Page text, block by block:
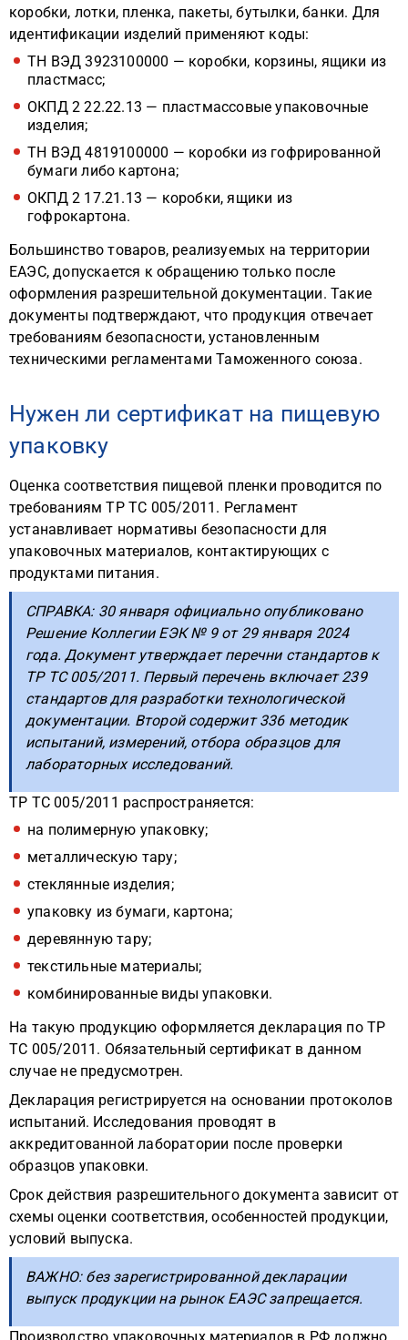
коробки, лотки, пленка, пакеты, бутылки, банки. Для
идентификации изделий применяют коды:
ТН ВЭД 3923100000 — коробки, корзины, ящики из
пластмасс;
ОКПД 2 22.22.13 — пластмассовые упаковочные
изделия;
ТН ВЭД 4819100000 — коробки из гофрированной
бумаги либо картона;
ОКПД 2 17.21.13 — коробки, ящики из
гофрокартона.
Большинство товаров, реализуемых на территории
ЕАЭС, допускается к обращению только после
оформления разрешительной документации. Такие
документы подтверждают, что продукция отвечает
требованиям безопасности, установленным
техническими регламентами Таможенного союза.
Нужен ли сертификат на пищевую
упаковку
Оценка соответствия пищевой пленки проводится по
требованиям ТР ТС 005/2011. Регламент
устанавливает нормативы безопасности для
упаковочных материалов, контактирующих с
продуктами питания.
СПРАВКА: 30 января официально опубликовано
Решение Коллегии ЕЭК № 9 от 29 января 2024
года. Документ утверждает перечни стандартов к
ТР ТС 005/2011. Первый перечень включает 239
стандартов для разработки технологической
документации. Второй содержит 336 методик
испытаний, измерений, отбора образцов для
лабораторных исследований.
ТР ТС 005/2011 распространяется:
на полимерную упаковку;
металлическую тару;
стеклянные изделия;
упаковку из бумаги, картона;
деревянную тару;
текстильные материалы;
комбинированные виды упаковки.
На такую продукцию оформляется декларация по ТР
ТС 005/2011. Обязательный сертификат в данном
случае не предусмотрен.
Декларация регистрируется на основании протоколов
испытаний. Исследования проводят в
аккредитованной лаборатории после проверки
образцов упаковки.
Срок действия разрешительного документа зависит от
схемы оценки соответствия, особенностей продукции,
условий выпуска.
ВАЖНО: без зарегистрированной декларации
выпуск продукции на рынок ЕАЭС запрещается.